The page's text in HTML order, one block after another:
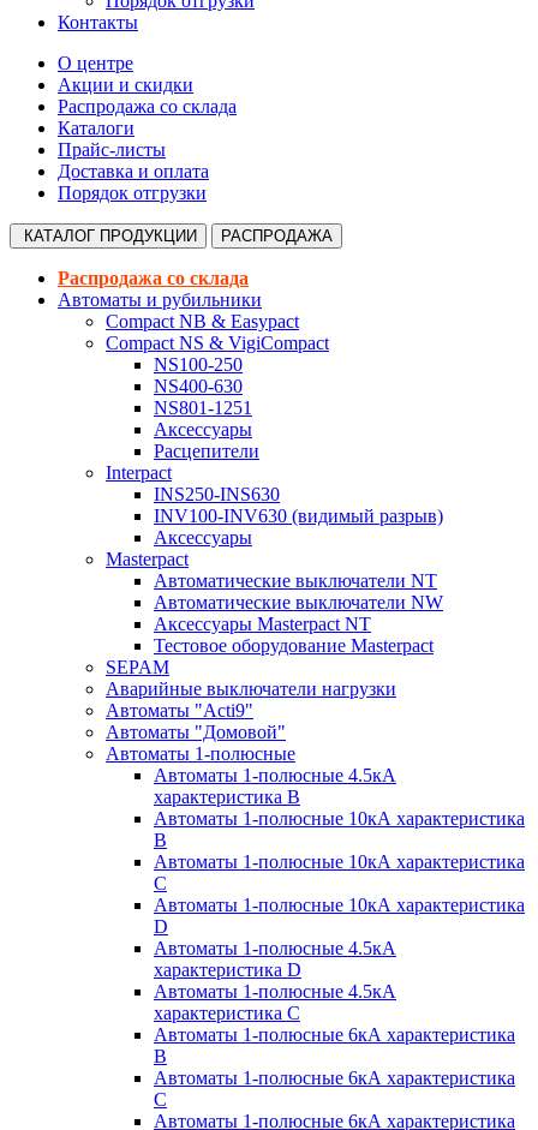
Контакты
О центре
Акции и скидки
Распродажа со склада
Каталоги
Прайс-листы
Доставка и оплата
Порядок отгрузки
КАТАЛОГ ПРОДУКЦИИ РАСПРОДАЖА
Распродажа со склада
Автоматы и рубильники
Compact NB & Easypact
Compact NS & VigiCompact
NS100-250
NS400-630
NS801-1251
Аксессуары
Расцепители
Interpact
INS250-INS630
INV100-INV630 (видимый разрыв)
Аксессуары
Masterpact
Автоматические выключатели NT
Автоматические выключатели NW
Аксессуары Masterpact NT
Тестовое оборудование Masterpact
SEPAM
Аварийные выключатели нагрузки
Автоматы "Acti9"
Автоматы "Домовой"
Автоматы 1-полюсные
Автоматы 1-полюсные 4.5кА
характеристика В
Автоматы 1-полюсные 10кА характеристика
B
Автоматы 1-полюсные 10кА характеристика
C
Автоматы 1-полюсные 10кА характеристика
D
Автоматы 1-полюсные 4.5кА
характеристика D
Автоматы 1-полюсные 4.5кА
характеристика С
Автоматы 1-полюсные 6кА характеристика
B
Автоматы 1-полюсные 6кА характеристика
C
Автоматы 1-полюсные 6кА характеристика